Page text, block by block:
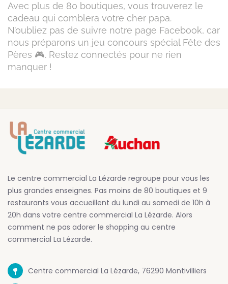
Avec plus de 80 boutiques, vous trouverez le
cadeau qui comblera votre cher papa.
N’oubliez pas de suivre notre page Facebook, car
nous préparons un jeu concours spécial Fête des
Pères 🎮. Restez connectés pour ne rien
manquer !
Le centre commercial La Lézarde regroupe pour vous les
plus grandes enseignes. Pas moins de 80 boutiques et 9
restaurants vous accueillent du lundi au samedi de 10h à
20h dans votre centre commercial La Lézarde. Alors
comment ne pas adorer le shopping au centre
commercial La Lézarde.
Centre commercial La Lézarde, 76290 Montivilliers